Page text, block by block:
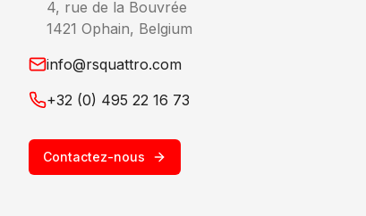
4, rue de la Bouvrée
1421 Ophain, Belgium
info@rsquattro.com
+32 (0) 495 22 16 73
Contactez-nous